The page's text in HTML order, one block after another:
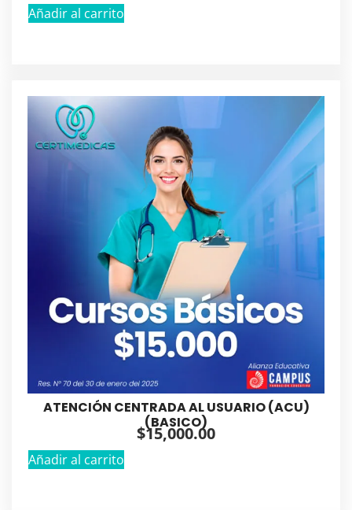
Añadir al carrito
ATENCIÓN CENTRADA AL USUARIO (ACU)
(BASICO)
$15,000.00
Añadir al carrito